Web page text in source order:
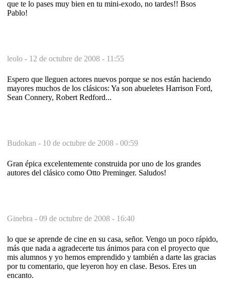
que te lo pases muy bien en tu mini-exodo, no tardes!! Bsos
Pablo!
leolo - 12 de octubre de 2008 - 11:55
Espero que lleguen actores nuevos porque se nos están haciendo
mayores muchos de los clásicos: Ya son abueletes Harrison Ford,
Sean Connery, Robert Redford...
Budokan - 10 de octubre de 2008 - 00:59
Gran épica excelentemente construida por uno de los grandes
autores del clásico como Otto Preminger. Saludos!
Ginebra - 09 de octubre de 2008 - 16:40
lo que se aprende de cine en su casa, señor. Vengo un poco rápido,
más que nada a agradecerte tus ánimos para con el proyecto que
mis alumnos y yo hemos emprendido y también a darte las gracias
por tu comentario, que leyeron hoy en clase. Besos. Eres un
encanto.